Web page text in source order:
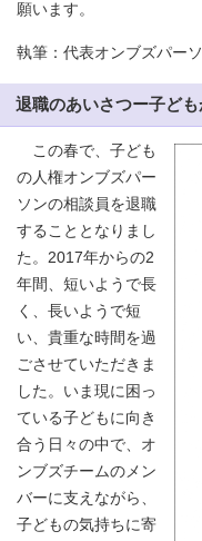
願います。
執筆：代表オンブズパー
退職のあいさつー子ど
この春で、子ども
の人権オンブズパー
ソンの相談員を退職
することとなりまし
た。2017年からの2
年間、短いようで長
く、長いようで短
い、貴重な時間を過
ごさせていただきま
した。いま現に困っ
ている子どもに向き
合う日々の中で、オ
ンブズチームのメン
バーに支えながら、
子どもの気持ちに寄